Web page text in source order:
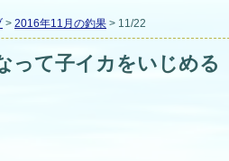
> 2016年11月の釣果 > 11/22
って子イカをいじめる